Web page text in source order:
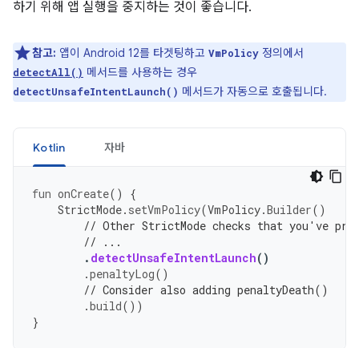
하기 위해 앱 실행을 중지하는 것이 좋습니다.
참고: 앱이 Android 12를 타겟팅하고 VmPolicy 정의에서
detectAll() 메서드를 사용하는 경우
detectUnsafeIntentLaunch() 메서드가 자동으로 호출됩니다.
Kotlin 자바
fun onCreate()
{
StrictMode. setVmPolicy(VmPolicy.Builder()
// Other StrictMode checks that you've
// ...
. detectUnsafeIntentLaunch()
.penaltyLog()
// Consider also adding penaltyDeath()
.build())
}